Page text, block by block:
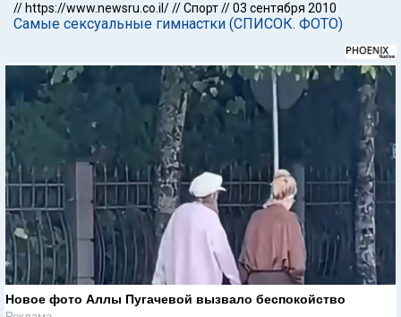
// https://www.newsru.co.il///Спорт//03 сентября 2010
Самые сексуальные гимнастки (СПИСОК. ФОТО)
Новое фото Аллы Пугачевой вызвало беспокойство